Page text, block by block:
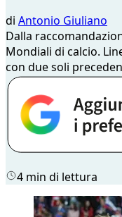
di Antonio Giuliano
Dalla
Mondiali di calcio.
con due soli
4 min di lettura